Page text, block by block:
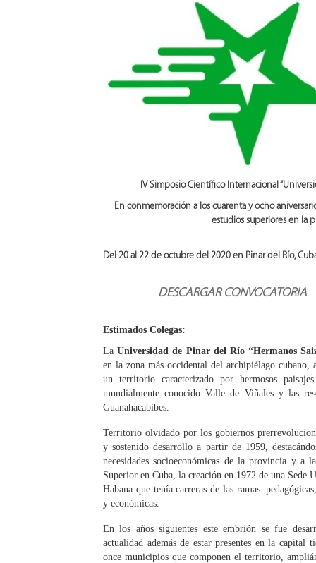
IV Simposio Científico Internacional
En conmemoración a los cuarenta y ocho
estudios superiores en la
Del 20 al 22 de octubre del 2020 en Pinar del Río,
DESCARGAR CONVOCATORIA
Estimados Colegas:
LaUniversidad de Pinar del Río “Hermanos
en la zona más occidental del archipiélago
un territorio caracterizado por hermosos
mundialmente conocido Valle de Viñales y las
Guanahacabibes.
Territorio olvidado por los gobiernos
y sostenido desarrollo a partir de 1959,
necesidades socioeconómicas de la provincia y a
Superior en Cuba, la creación en 1972 de una Sede
Habana que tenía carreras de las ramas:
y económicas.
En los años siguientes este embrión se fue
actualidad además de estar presentes en la capital
once municipios que componen el territorio,